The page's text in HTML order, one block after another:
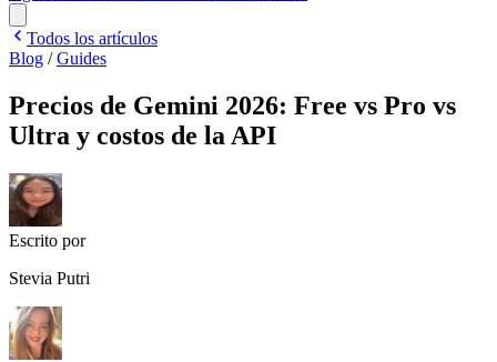
Todos los artículos
Blog /Guides
Precios de Gemini 2026: Free vs Pro vs
Ultra y costos de la API
Escrito por
Stevia Putri